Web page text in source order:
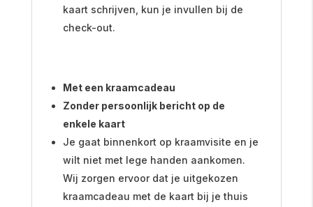
kaart schrijven, kun je invullen bij de
check-out.
Met een kraamcadeau
Zonder persoonlijk bericht op de
enkele kaart
Je gaat binnenkort op kraamvisite en je
wilt niet met lege handen aankomen.
Wij zorgen ervoor dat je uitgekozen
kraamcadeau met de kaart bij je thuis